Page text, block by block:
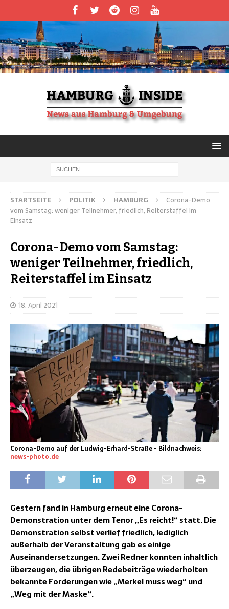
STARTSEITE POLITIK HAMBURG
Corona-Demo
vom Samstag: weniger Teilnehmer, friedlich, Reiterstaffel im
Einsatz
Corona-Demo vom Samstag:
weniger Teilnehmer, friedlich,
Reiterstaffel im Einsatz
18. April 2021
Corona-Demo auf der Ludwig-Erhard-Straße - Bildnachweis:
news-photo.de
Gestern fand in Hamburg erneut eine Corona-
Demonstration unter dem Tenor „Es reicht!“ statt. Die
Demonstration selbst verlief friedlich, lediglich
außerhalb der Veranstaltung gab es einige
Auseinandersetzungen. Zwei Redner konnten inhaltlich
überzeugen, die übrigen Redebeiträge wiederholten
bekannte Forderungen wie „Merkel muss weg“ und
„Weg mit der Maske“.